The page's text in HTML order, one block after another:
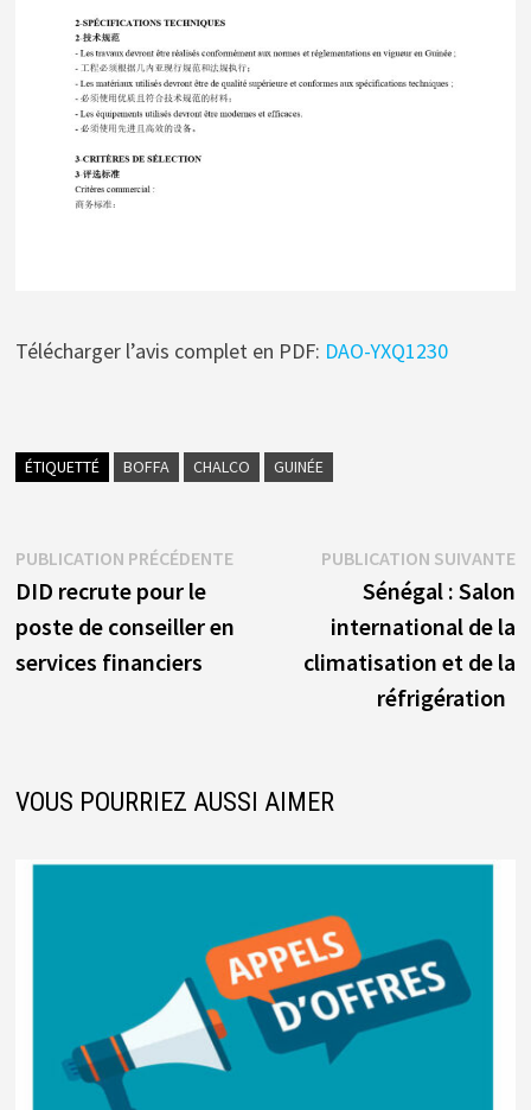
Télécharger l’avis complet en PDF: DAO-YXQ1230
ÉTIQUETTÉ BOFFA CHALCO GUINÉE
Navigation
de
l’article
PUBLICATION PRÉCÉDENTEPublication
DID recrute pour le
poste de conseiller en
services financiers
PUBLICATION SUIVANTE
Sénégal : Salon
international de la
climatisation et de la
réfrigération
VOUS POURRIEZ AUSSI AIMER